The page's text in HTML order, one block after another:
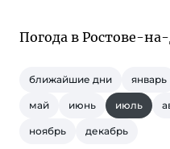
Погода в Ростове-
ближайшие дни январь
май июнь июль
ноябрь декабрь